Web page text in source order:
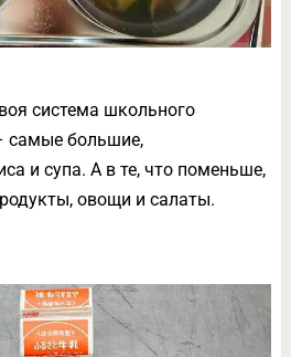
система школьного
самые большие,
и супа. А в те, что поменьше,
овощи и салаты.